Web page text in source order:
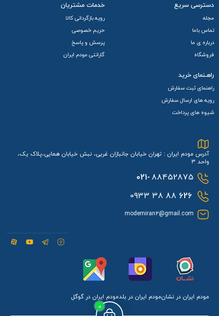
0
دسترسی سریع
مجله
تماس باما
درباره ی ما
فروشگاه
خدمات مشتریان
رویه بازگردانی کالا
حریم خصوصی
پرسش و پاسخ
گارانتی مودم ایران
راهـنمای خرید
راهنمای ثبت سفارش
رویه های ارسال سفارش
شیوه های پرداخت
آدرس مودم ایران : تهران خیابان جانبازان غربی، نبش خیابان همایی،پلاک یک،
واحد 3
021-88452875
626
88 38 0933
modemiran2@gmail.com
مودم ایران در نشانمودم ایران در بلدمودم ایران در گوگل